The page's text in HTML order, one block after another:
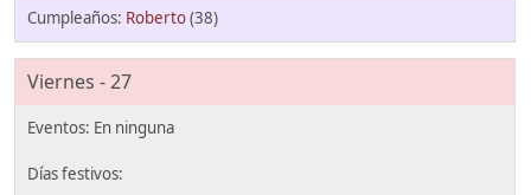
Roberto(38)
Viernes - 27